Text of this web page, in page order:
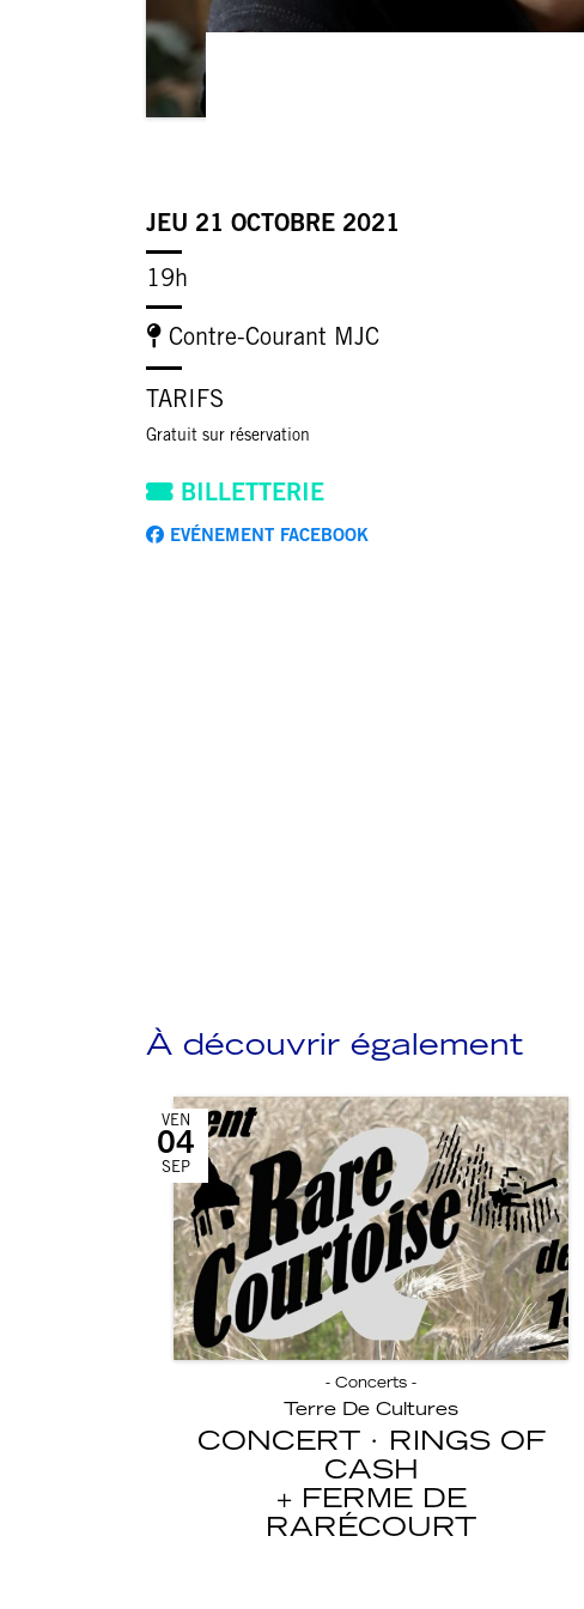
JEU 21 OCTOBRE 2021
19h
Contre-Courant MJC
TARIFS
Gratuit sur réservation
BILLETTERIE
EVÉNEMENT FACEBOOK
À découvrir également
- Concerts -
Terre De Cultures
CONCERT · RINGS OF
CASH
FERME DE
RARÉCOURT
VEN
04
SEP